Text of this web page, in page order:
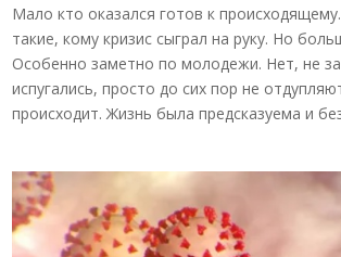
Мало кто оказался готов к
такие, кому кризис сыграл на руку. Но
Особенно заметно по молодежи. Нет, не
испугались, просто до сих пор не
происходит. Жизнь была предсказуема и